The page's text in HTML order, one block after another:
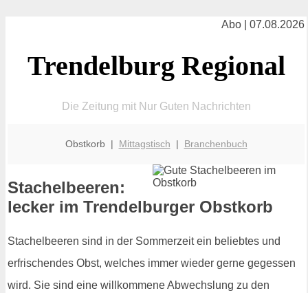
Abo | 07.08.2026
Trendelburg Regional
Die Zeitung mit Nur Guten Nachrichten
Obstkorb | Mittagstisch | Branchenbuch
Stachelbeeren:
lecker im Trendelburger Obstkorb
Stachelbeeren sind in der Sommerzeit ein beliebtes und
erfrischendes Obst, welches immer wieder gerne gegessen
wird. Sie sind eine willkommene Abwechslung zu den